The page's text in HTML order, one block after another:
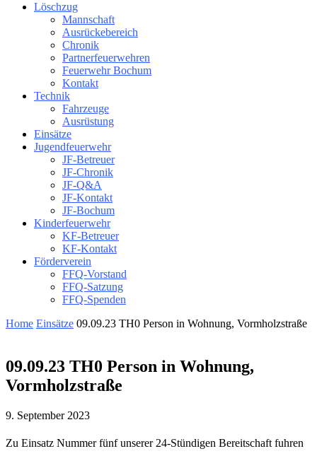
Löschzug
Mannschaft
Ausrückebereich
Chronik
Partnerfeuerwehren
Feuerwehr Bochum
Kontakt
Technik
Fahrzeuge
Ausrüstung
Einsätze
Jugendfeuerwehr
JF-Betreuer
JF-Chronik
JF-Q&A
JF-Kontakt
JF-Bochum
Kinderfeuerwehr
KF-Betreuer
KF-Kontakt
Förderverein
FFQ-Vorstand
FFQ-Satzung
FFQ-Spenden
Home Einsätze 09.09.23 TH0 Person in Wohnung, Vormholzstraße
09.09.23 TH0 Person in Wohnung,
Vormholzstraße
9. September 2023
Zu Einsatz Nummer fünf unserer 24-Stündigen Bereitschaft fuhren